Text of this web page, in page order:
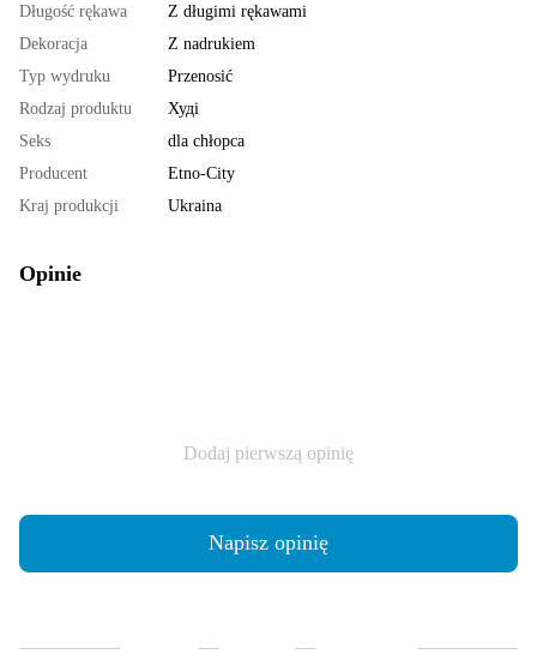
Długość rękawa
Z długimi rękawami
Dekoracja
Z nadrukiem
Typ wydruku
Przenosić
Rodzaj produktu
Худі
Seks
dla chłopca
Producent
Etno-City
Kraj produkcji
Ukraina
Opinie
Dodaj pierwszą opinię
Napisz opinię